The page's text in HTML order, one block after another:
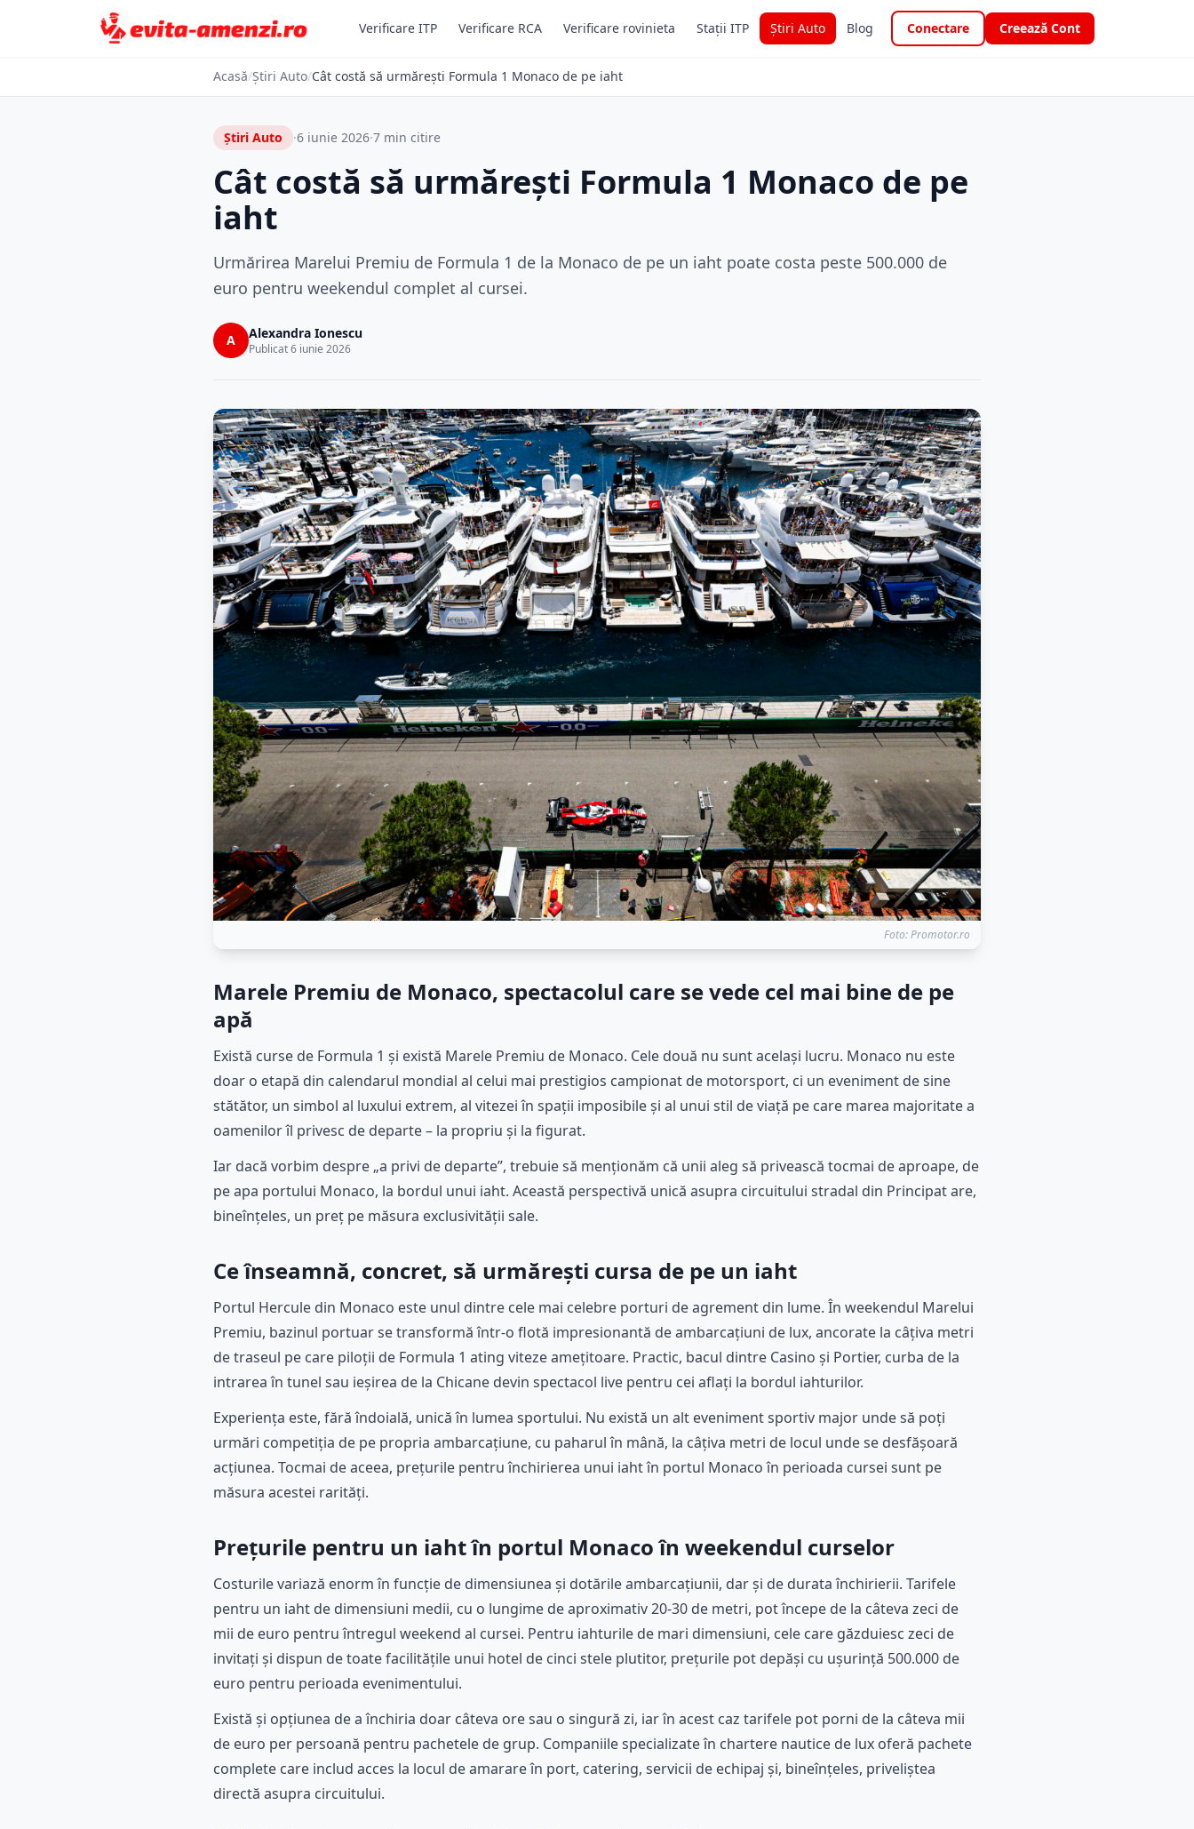
Verificare ITP Verificare RCA Verificare rovinieta Stații ITP Știri Auto Blog Conectare Creează Cont
Acasă/Știri Auto/Cât costă să urmărești Formula 1 Monaco de pe iaht
Știri Auto ·6 iunie 2026·7 min citire
Cât costă să urmărești Formula 1 Monaco de pe
iaht
Urmărirea Marelui Premiu de Formula 1 de la Monaco de pe un iaht poate costa peste 500.000 de
euro pentru weekendul complet al cursei.
A Alexandra Ionescu
Publicat 6 iunie 2026
Foto: Promotor.ro
Marele Premiu de Monaco, spectacolul care se vede cel mai bine de pe
apă
Există curse de Formula 1 și există Marele Premiu de Monaco. Cele două nu sunt același lucru. Monaco nu este
doar o etapă din calendarul mondial al celui mai prestigios campionat de motorsport, ci un eveniment de sine
stătător, un simbol al luxului extrem, al vitezei în spații imposibile și al unui stil de viață pe care marea majoritate a
oamenilor îl privesc de departe – la propriu și la figurat.
Iar dacă vorbim despre „a privi de departe”, trebuie să menționăm că unii aleg să privească tocmai de aproape, de
pe apa portului Monaco, la bordul unui iaht. Această perspectivă unică asupra circuitului stradal din Principat are,
bineînțeles, un preț pe măsura exclusivității sale.
Ce înseamnă, concret, să urmărești cursa de pe un iaht
Portul Hercule din Monaco este unul dintre cele mai celebre porturi de agrement din lume. În weekendul Marelui
Premiu, bazinul portuar se transformă într-o flotă impresionantă de ambarcațiuni de lux, ancorate la câțiva metri
de traseul pe care piloții de Formula 1 ating viteze amețitoare. Practic, bacul dintre Casino și Portier, curba de la
intrarea în tunel sau ieșirea de la Chicane devin spectacol live pentru cei aflați la bordul iahturilor.
Experiența este, fără îndoială, unică în lumea sportului. Nu există un alt eveniment sportiv major unde să poți
urmări competiția de pe propria ambarcațiune, cu paharul în mână, la câțiva metri de locul unde se desfășoară
acțiunea. Tocmai de aceea, prețurile pentru închirierea unui iaht în portul Monaco în perioada cursei sunt pe
măsura acestei rarități.
Prețurile pentru un iaht în portul Monaco în weekendul curselor
Costurile variază enorm în funcție de dimensiunea și dotările ambarcațiunii, dar și de durata închirierii. Tarifele
pentru un iaht de dimensiuni medii, cu o lungime de aproximativ 20-30 de metri, pot începe de la câteva zeci de
mii de euro pentru întregul weekend al cursei. Pentru iahturile de mari dimensiuni, cele care găzduiesc zeci de
invitați și dispun de toate facilitățile unui hotel de cinci stele plutitor, prețurile pot depăși cu ușurință 500.000 de
euro pentru perioada evenimentului.
Există și opțiunea de a închiria doar câteva ore sau o singură zi, iar în acest caz tarifele pot porni de la câteva mii
de euro per persoană pentru pachetele de grup. Companiile specializate în chartere nautice de lux oferă pachete
complete care includ acces la locul de amarare în port, catering, servicii de echipaj și, bineînțeles, priveliștea
directă asupra circuitului.